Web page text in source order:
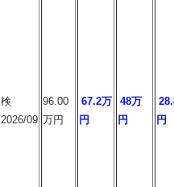
検
2026/09
96.00
万円
67.2万
円
48万
円
円